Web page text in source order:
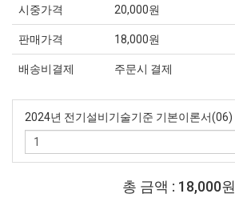
시중가격 20,000원
판매가격 18,000원
배송비결제 주문시 결제
2024년 전기설비기술기준 기본이론서(06)
총 금액 : 18,000원